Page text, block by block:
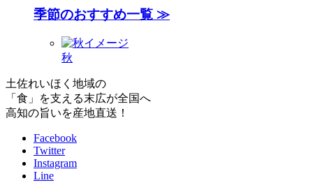
季節のおすすめ一覧 ≫
秋
土佐れいほく地域の
「食」を支える末広が全国へ
高知の旨いを産地直送！
Facebook
Twitter
Instagram
Line